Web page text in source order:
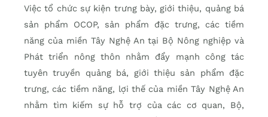
Việc tổ chức sự kiện trưng bày, giới thiệu, quảng bá
sản phẩm OCOP, sản phẩm đặc trưng, các tiềm
năng của miền Tây Nghệ An tại Bộ Nông nghiệp và
Phát triển nông thôn nhằm đẩy mạnh công tác
tuyên truyền quảng bá, giới thiệu sản phẩm đặc
trưng, các tiềm năng, lợi thế của miền Tây Nghệ An
nhằm tìm kiếm sự hỗ trợ của các cơ quan, Bộ,